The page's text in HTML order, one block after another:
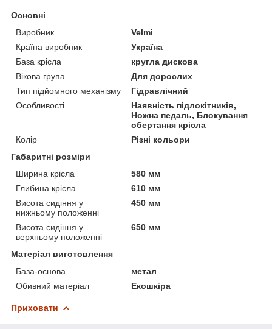
Основні
Виробник
Velmi
Країна виробник
Україна
База крісла
кругла дискова
Вікова група
Для дорослих
Тип підйомного механізму
Гідравлічний
Особливості
Наявність підлокітників,
Ножна педаль, Блокування
обертання крісла
Колір
Різні кольори
Габаритні розміри
Ширина крісла
580 мм
Глибина крісла
610 мм
Висота сидіння у
нижньому положенні
450 мм
Висота сидіння у
верхньому положенні
650 мм
Матеріал виготовлення
База-основа
метал
Обивний матеріал
Екошкіра
Приховати